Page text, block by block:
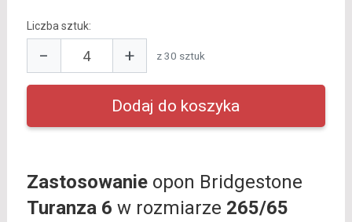
Liczba sztuk:
− + z 30 sztuk
Zastosowanieopon Bridgestone
Turanza 6 w rozmiarze 265/65